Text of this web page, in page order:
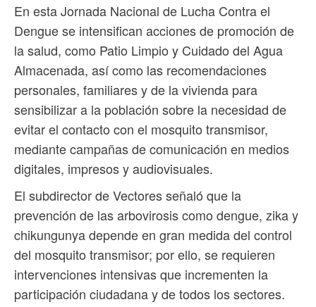
En esta Jornada Nacional de Lucha Contra el
Dengue se intensifican acciones de promoción de
la salud, como Patio Limpio y Cuidado del Agua
Almacenada, así como las recomendaciones
personales, familiares y de la vivienda para
sensibilizar a la población sobre la necesidad de
evitar el contacto con el mosquito transmisor,
mediante campañas de comunicación en medios
digitales, impresos y audiovisuales.
El subdirector de Vectores señaló que la
prevención de las arbovirosis como dengue, zika y
chikungunya depende en gran medida del control
del mosquito transmisor; por ello, se requieren
intervenciones intensivas que incrementen la
participación ciudadana y de todos los sectores.